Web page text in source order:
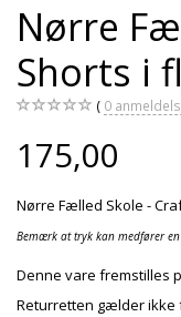
Nørre
Shorts i
0
175,00
Nørre Fælled Skole -
Bemærk at tryk kan medfører
Denne vare fremstilles
Returretten gælder ikke